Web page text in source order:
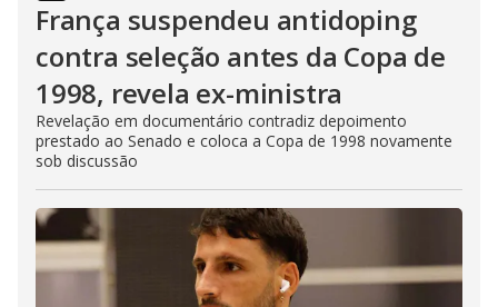
França suspendeu antidoping
contra seleção antes da Copa de
1998, revela ex-ministra
Revelação em documentário contradiz depoimento
prestado ao Senado e coloca a Copa de 1998 novamente
sob discussão